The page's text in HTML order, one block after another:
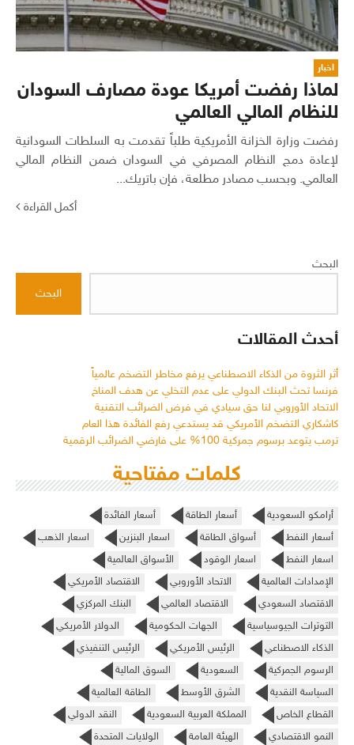
اخبار
لماذا رفضت أمريكا عودة مصارف السودان
للنظام المالي العالمي
رفضت وزارة الخزانة الأمريكية طلباً تقدمت به السلطات السودانية
لإعادة دمج النظام المصرفي في السودان ضمن النظام المالي
العالمي. وبحسب مصادر مطلعة، فإن باتريك...
أكمل القراءة
البحث
البحث
أحدث المقالات
أثر الثروة من الذكاء الاصطناعي يرفع مخاطر التضخم عالمياً
فرنسا تحث البنك الدولي على عدم التخلي عن هدف المناخ
الاتحاد الأوروبي لنا حق سيادي في فرض الضرائب التقنية
كاشكاري التضخم الأمريكي قد يستدعي رفع الفائدة هذا العام
ترمب يتوعد برسوم جمركية 100% على فارضي الضرائب الرقمية
كلمات مفتاحية
أرامكو السعودية أسعار الطاقة
أسعار الفائدة
أسعار النفط
أسواق الطاقة اسعار البنزين
اسعار الذهب
اسعار النفط
اسعار الوقود
الأسواق العالمية
الإمدادات العالمية
الاتحاد الأوروبي
الاقتصاد الأمريكي
الاقتصاد السعودي
الاقتصاد العالمي
البنك المركزي
التوترات الجيوسياسية
الجهات الحكومية
الدولار الأمريكي
الذكاء الاصطناعي
الرئيس الأمريكي
الرئيس التنفيذي
الرسوم الجمركية
السعودية
السوق المالية
السياسة النقدية
الشرق الأوسط
الطاقة العالمية
القطاع الخاص
المملكة العربية السعودية
النقد الدولي
النمو الاقتصادي
الهيئة العامة الولايات المتحدة